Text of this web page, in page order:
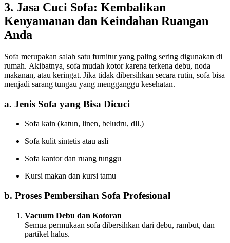
3. Jasa Cuci Sofa: Kembalikan
Kenyamanan dan Keindahan Ruangan
Anda
Sofa merupakan salah satu furnitur yang paling sering digunakan di
rumah. Akibatnya, sofa mudah kotor karena terkena debu, noda
makanan, atau keringat. Jika tidak dibersihkan secara rutin, sofa bisa
menjadi sarang tungau yang mengganggu kesehatan.
a. Jenis Sofa yang Bisa Dicuci
Sofa kain (katun, linen, beludru, dll.)
Sofa kulit sintetis atau asli
Sofa kantor dan ruang tunggu
Kursi makan dan kursi tamu
b. Proses Pembersihan Sofa Profesional
Vacuum Debu dan Kotoran
Semua permukaan sofa dibersihkan dari debu, rambut, dan
partikel halus.